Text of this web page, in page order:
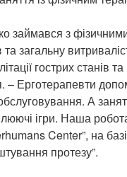
займався з
та загальну
гострих станів
– Ерготерапевти
А
ігри. Наша
Center”, на
протезу”.